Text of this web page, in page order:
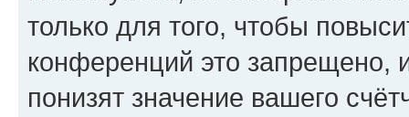
только для того, чтобы
конференций это запрещено,
понизят значение вашего